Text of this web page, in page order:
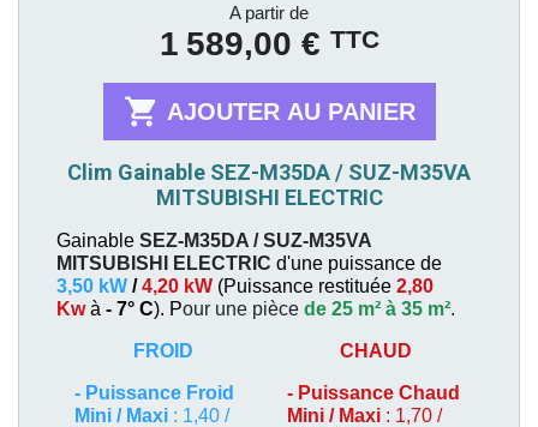
A partir de
1 589,00 € TTC
 AJOUTER AU PANIER
Clim Gainable SEZ-M35DA / SUZ-M35VA
MITSUBISHI ELECTRIC
Gainable SEZ-M35DA / SUZ-M35VA
MITSUBISHI ELECTRIC d'une puissance de
3,50 kW /4,20 kW (Puissance restituée 2,80
Kwà - 7° C). Pour une pièce de 25 m² à 35 m².
FROID
- Puissance Froid
Mini / Maxi : 1,40 /
CHAUD
- Puissance Chaud
Mini / Maxi : 1,70 /